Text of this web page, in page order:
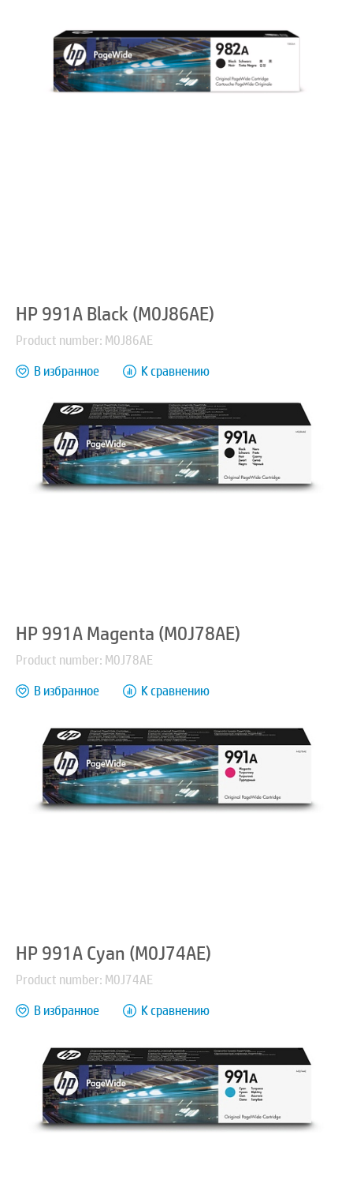
HP 991A Black (M0J86AE)
Product number: M0J86AE
В избранное
К сравнению
HP 991A Magenta (M0J78AE)
Product number: M0J78AE
В избранное
К сравнению
HP 991A Cyan (M0J74AE)
Product number: M0J74AE
В избранное
К сравнению